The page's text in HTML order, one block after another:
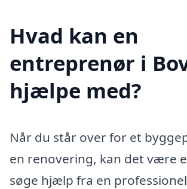
Hvad kan en
entreprenør i
hjælpe med?
Når du står over for et
en renovering, kan det være
søge hjælp fra en professionel